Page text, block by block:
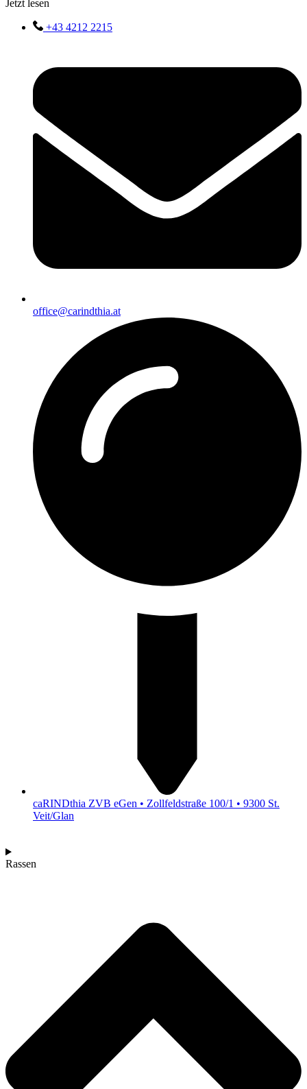
Jetzt lesen
+43 4212 2215
office@carindthia.at
caRINDthia ZVB eGen • Zollfeldstraße 100/1 • 9300 St.
Veit/Glan
Rassen